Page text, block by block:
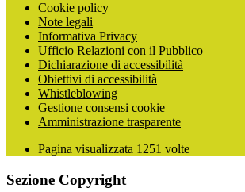
Cookie policy
Note legali
Informativa Privacy
Ufficio Relazioni con il Pubblico
Dichiarazione di accessibilità
Obiettivi di accessibilità
Whistleblowing
Gestione consensi cookie
Amministrazione trasparente
Pagina visualizzata 1251 volte
Sezione Copyright